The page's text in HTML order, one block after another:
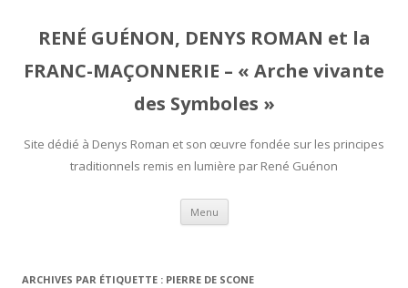
RENÉ GUÉNON, DENYS ROMAN et la
FRANC-MAÇONNERIE – « Arche vivante
des Symboles »
Site dédié à Denys Roman et son œuvre fondée sur les principes
traditionnels remis en lumière par René Guénon
Menu Aller
contenu
ARCHIVES PAR ÉTIQUETTE : PIERRE DE SCONE